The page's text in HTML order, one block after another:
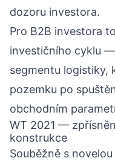
dozoru investora.
Pro B2B investora
investičního cyklu
segmentu logistiky,
pozemku po
obchodním
WT 2021 —
konstrukce
Souběžně s